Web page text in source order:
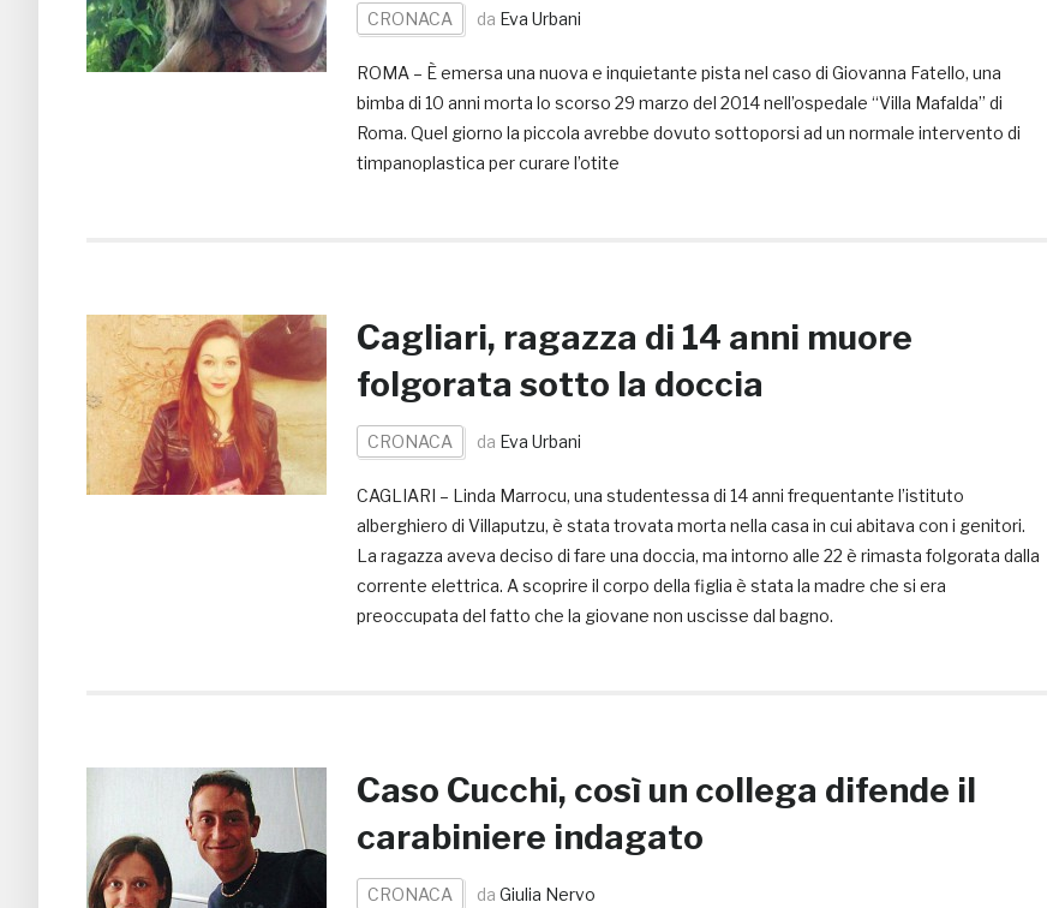
CRONACA da Eva Urbani
ROMA – È emersa una nuova e inquietante pista nel caso di Giovanna Fatello, una
bimba di 10 anni morta lo scorso 29 marzo del 2014 nell’ospedale “Villa Mafalda” di
Roma. Quel giorno la piccola avrebbe dovuto sottoporsi ad un normale intervento di
timpanoplastica per curare l’otite
Cagliari, ragazza di 14 anni muore
folgorata sotto la doccia
CRONACA da Eva Urbani
CAGLIARI – Linda Marrocu, una studentessa di 14 anni frequentante l’istituto
alberghiero di Villaputzu, è stata trovata morta nella casa in cui abitava con i genitori.
La ragazza aveva deciso di fare una doccia, ma intorno alle 22 è rimasta folgorata dalla
corrente elettrica. A scoprire il corpo della figlia è stata la madre che si era
preoccupata del fatto che la giovane non uscisse dal bagno.
Caso Cucchi, così un collega difende il
carabiniere indagato
CRONACA da Giulia Nervo